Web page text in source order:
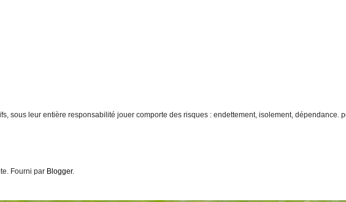
leur entière responsabilité jouer comporte des risques : endettement, isolement, dépendance.
Fourni par Blogger.